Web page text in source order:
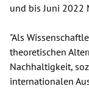
und bis Juni 2022
"Als
theoretischen
Nachhaltigkeit,
internationalen